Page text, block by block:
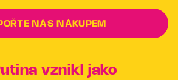
NÁS NÁKUPEM
vznikl jako